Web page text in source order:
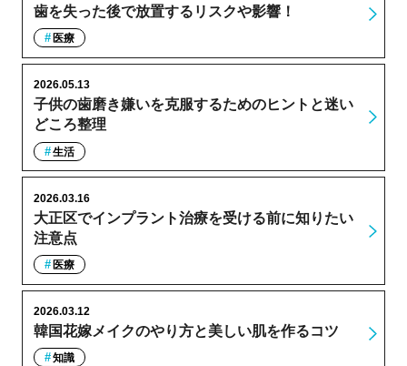
歯を失った後で放置するリスクや影響！
医療
子供の歯磨き嫌いを克服するためのヒントと迷い
どころ整理
2026.05.13
生活
大正区でインプラント治療を受ける前に知りたい
注意点
2026.03.16
医療
韓国花嫁メイクのやり方と美しい肌を作るコツ
2026.03.12
知識